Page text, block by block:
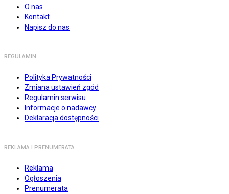
O nas
Kontakt
Napisz do nas
REGULAMIN
Polityka Prywatności
Zmiana ustawień zgód
Regulamin serwisu
Informacje o nadawcy
Deklaracja dostępności
REKLAMA I PRENUMERATA
Reklama
Ogłoszenia
Prenumerata